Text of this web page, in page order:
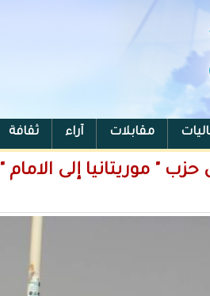
مقابلات آراء ثقافة
" موريتانيا إلى الامام "